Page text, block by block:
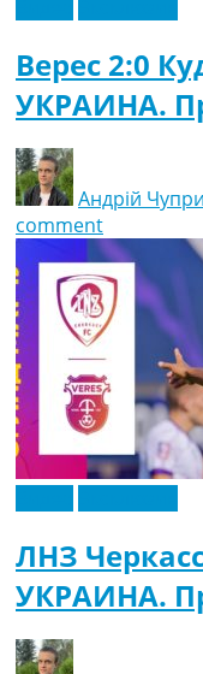
Верес 2:0
УКРАИНА.
Андрій
comment
ЛНЗ
УКРАИНА.